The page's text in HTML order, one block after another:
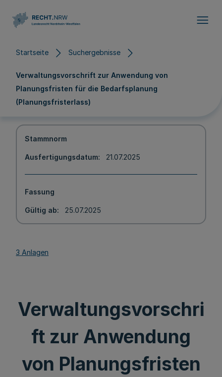
Startseite Suchergebnisse
Verwaltungsvorschrift zur Anwendung von
Planungsfristen für die Bedarfsplanung
(Planungsfristerlass)
Stammnorm
Ausfertigungsdatum 21.07.2025
Fassung
Gültig ab 25.07.2025
3 Anlagen
Verwaltungsvorschri
ft zur Anwendung
von Planungsfristen